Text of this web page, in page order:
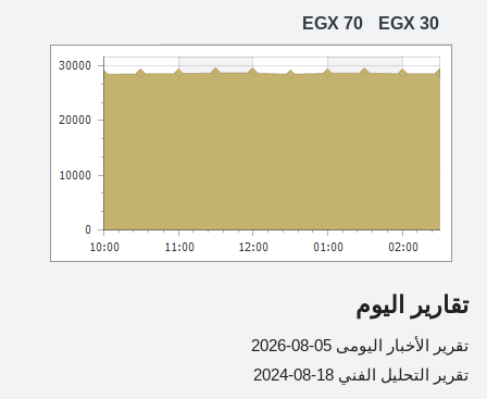
تقارير اليوم
تقرير الأخبار اليومى 05-08-2026
تقرير التحليل الفني 18-08-2024